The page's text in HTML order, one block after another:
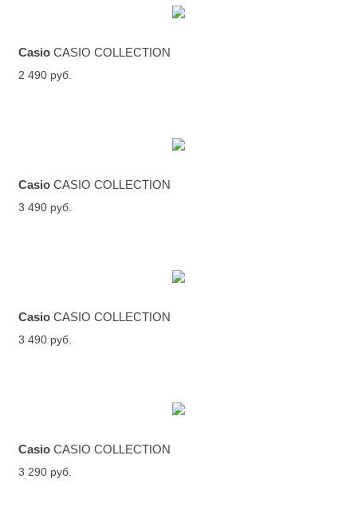
Casio CASIO COLLECTION
2 490 руб.
Casio CASIO COLLECTION
3 490 руб.
Casio CASIO COLLECTION
3 490 руб.
Casio CASIO COLLECTION
3 290 руб.